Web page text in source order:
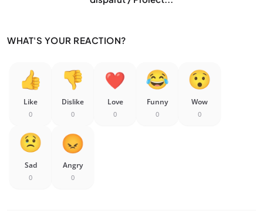
WHAT'S YOUR REACTION?
Like
0
Dislike
0
Love
0
Funny
0
Wow
0
Sad
0
Angry
0